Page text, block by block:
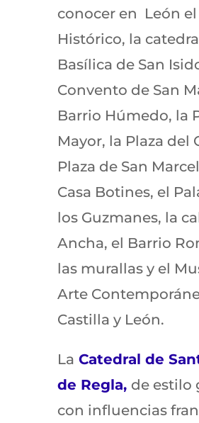
conocer en León el
Histórico, la
Basílica de San
Convento de San
Barrio Húmedo, la
Mayor, la Plaza del
Plaza de San
Casa Botines, el
los Guzmanes, la
Ancha, el Barrio
las murallas y el
Arte
Castilla y León.
La Catedral de
de Regla, de estilo
con influencias